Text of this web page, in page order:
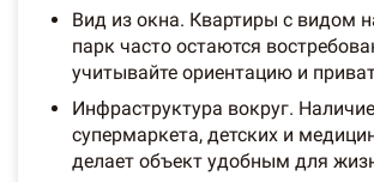
Вид из окна. Квартиры с видом
парк часто остаются
учитывайте ориентацию и
Инфраструктура вокруг.
супермаркета, детских и
делает объект удобным для